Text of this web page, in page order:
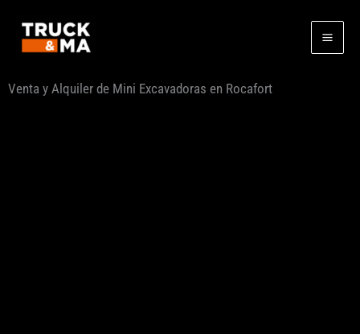
contenido
Venta y Alquiler de Mini Excavadoras en Rocafort